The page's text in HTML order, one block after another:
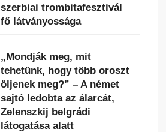
szerbiai trombitafesztivál
fő látványossága
„Mondják meg, mit
tehetünk, hogy több oroszt
öljenek meg?” – A német
sajtó ledobta az álarcát,
Zelenszkij belgrádi
látogatása alatt